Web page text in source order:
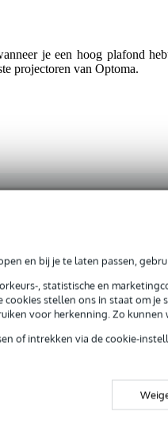
en bij je te laten passen,
, statistische en
cookies stellen ons in staat om
voor herkenning. Zo
of intrekken via de cookie-
je een hoog plafond
projectoren van Optoma.